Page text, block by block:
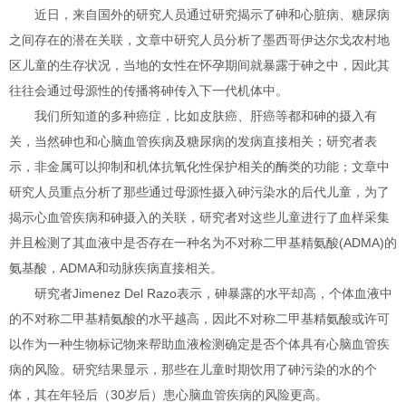
近日，来自国外的研究人员通过研究揭示了砷和心脏病、糖尿病
之间存在的潜在关联，文章中研究人员分析了墨西哥伊达尔戈农村地
区儿童的生存状况，当地的女性在怀孕期间就暴露于砷之中，因此其
往往会通过母源性的传播将砷传入下一代机体中。
我们所知道的多种癌症，比如皮肤癌、肝癌等都和砷的摄入有
关，当然砷也和心脑血管疾病及糖尿病的发病直接相关；研究者表
示，非金属可以抑制和机体抗氧化性保护相关的酶类的功能；文章中
研究人员重点分析了那些通过母源性摄入砷污染水的后代儿童，为了
揭示心血管疾病和砷摄入的关联，研究者对这些儿童进行了血样采集
并且检测了其血液中是否存在一种名为不对称二甲基精氨酸(ADMA)的
氨基酸，ADMA和动脉疾病直接相关。
研究者Jimenez Del Razo表示，砷暴露的水平却高，个体血液中
的不对称二甲基精氨酸的水平越高，因此不对称二甲基精氨酸或许可
以作为一种生物标记物来帮助血液检测确定是否个体具有心脑血管疾
病的风险。研究结果显示，那些在儿童时期饮用了砷污染的水的个
体，其在年轻后（30岁后）患心脑血管疾病的风险更高。